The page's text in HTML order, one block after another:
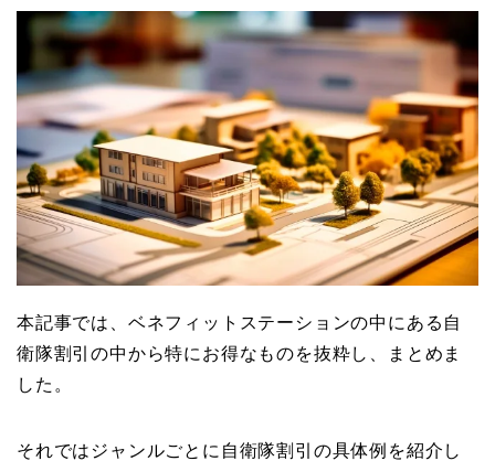
本記事では、ベネフィットステーションの中にある自
衛隊割引の中から特にお得なものを抜粋し、まとめま
した。
それではジャンルごとに自衛隊割引の具体例を紹介し